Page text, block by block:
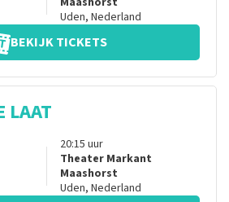
Uden, Nederland
BEKIJK TICKETS
LAAT
20:15 uur
Theater Markant
Maashorst
Uden, Nederland